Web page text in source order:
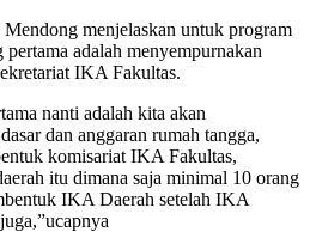
menjelaskan untuk program
adalah menyempurnakan
IKA Fakultas.
nanti adalah kita akan
dan anggaran rumah tangga,
komisariat IKA Fakultas,
itu dimana saja minimal 10 orang
IKA Daerah setelah IKA